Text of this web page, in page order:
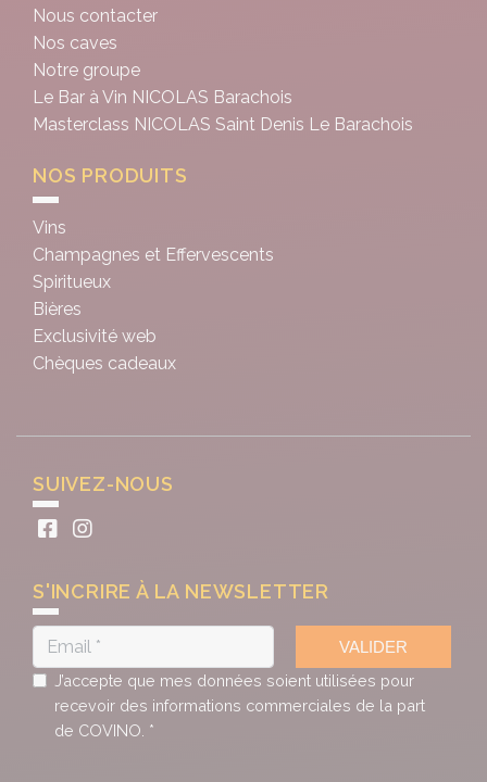
Nous contacter
Nos caves
Notre groupe
Le Bar à Vin NICOLAS Barachois
Masterclass NICOLAS Saint Denis Le Barachois
NOS PRODUITS
Vins
Champagnes et Effervescents
Spiritueux
Bières
Exclusivité web
Chèques cadeaux
SUIVEZ-NOUS
S'INCRIRE À LA NEWSLETTER
VALIDER
J’accepte que mes données soient utilisées pour
recevoir des informations commerciales de la part
de COVINO. *